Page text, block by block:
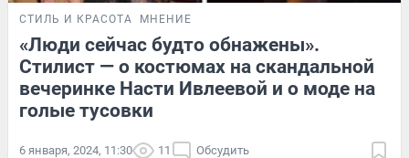
СТИЛЬ И КРАСОТА МНЕНИЕ
«Люди сейчас будто обнажены».
Стилист — о костюмах на скандальной
вечеринке Насти Ивлеевой и о моде на
голые тусовки
6 января, 2024, 11:30 11 Обсудить